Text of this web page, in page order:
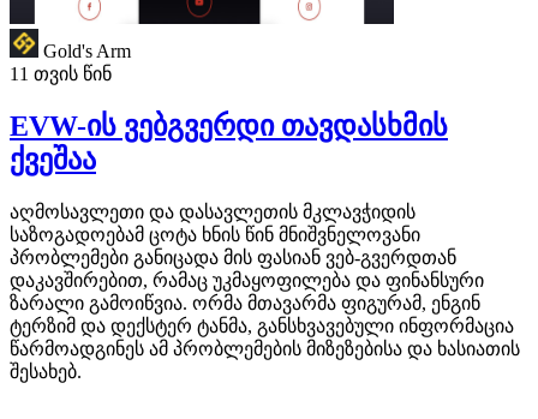
Gold's Arm
11 თვის წინ
EVW-ის ვებგვერდი თავდასხმის
ქვეშაა
აღმოსავლეთი და დასავლეთის მკლავჭიდის
საზოგადოებამ ცოტა ხნის წინ მნიშვნელოვანი
პრობლემები განიცადა მის ფასიან ვებ-გვერდთან
დაკავშირებით, რამაც უკმაყოფილება და ფინანსური
ზარალი გამოიწვია. ორმა მთავარმა ფიგურამ, ენგინ
ტერზიმ და დექსტერ ტანმა, განსხვავებული ინფორმაცია
წარმოადგინეს ამ პრობლემების მიზეზებისა და ხასიათის
შესახებ.